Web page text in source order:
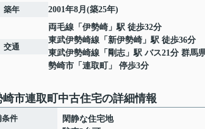
築年 2001年8月(築25年)
交通
両毛線 「 伊勢崎 」駅 徒歩32分
東武伊勢崎線 「 新伊勢崎 」駅 徒歩36分
東武伊勢崎線 「 剛志」駅 バス21分 群馬
勢崎市「連取町」 停歩3分
崎市連取町中古住宅の詳細情報
条件
閑静な住宅地